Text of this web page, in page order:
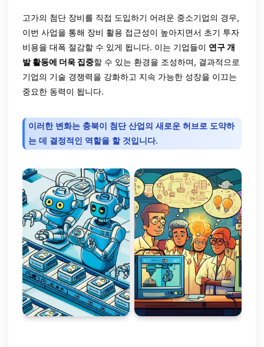
고가의 첨단 장비를 직접 도입하기 어려운 중소기업의 경우,
이번 사업을 통해 장비 활용 접근성이 높아지면서 초기 투자
비용을 대폭 절감할 수 있게 됩니다. 이는 기업들이 연구 개
발 활동에 더욱 집중할 수 있는 환경을 조성하며, 결과적으로
기업의 기술 경쟁력을 강화하고 지속 가능한 성장을 이끄는
중요한 동력이 됩니다.
이러한 변화는 충북이 첨단 산업의 새로운 허브로 도약하
는 데 결정적인 역할을 할 것입니다.